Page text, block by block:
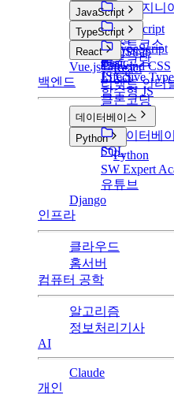
구글 엔지니
Style
CSS
SCSS
BootStrap
Tailwind CSS
JavaScript
JavaScript
부스트코스
클론코딩
JS CS
함수형 JS
TypeScript
TypeScript
Basic
Effective
React
React
리액트 인터
클론코딩
Vue.js
백엔드
데이터베이스
데이터베
SQL
Python
Python
SW Expert
유튜브
Django
인프라
클라우드
홈서버
컴퓨터 공학
알고리즘
정보처리기사
AI
Claude
개인